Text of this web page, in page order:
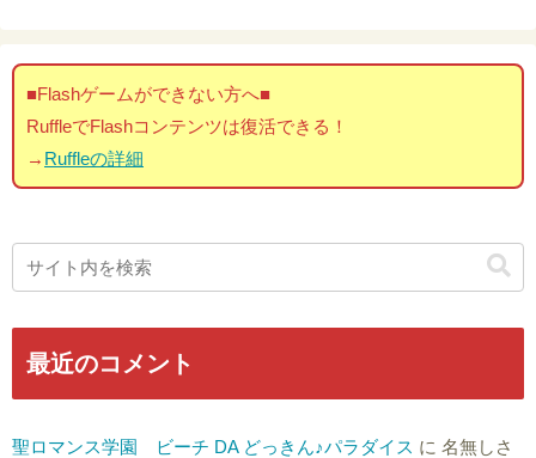
■Flashゲームができない方へ■
RuffleでFlashコンテンツは復活できる！
→ Ruffleの詳細
最近のコメント
聖ロマンス学園 ビーチ DA どっきん♪パラダイス に 名無しさ